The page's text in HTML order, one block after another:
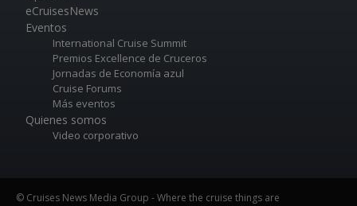
eCruisesNews
Eventos
International Cruise Summit
Premios Excellence de Cruceros
Jornadas de Economía azul
Cruise Forums
Más eventos
Quienes somos
Video corporativo
© Cruises News Media Group - Where the cruise things are